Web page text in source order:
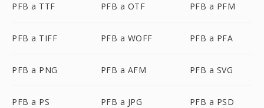
PFB a TTF PFB a OTF PFB a PFM
PFB a TIFF PFB a WOFF PFB a PFA
PFB a PNG PFB a AFM PFB a SVG
PFB a PS PFB a JPG PFB a PSD